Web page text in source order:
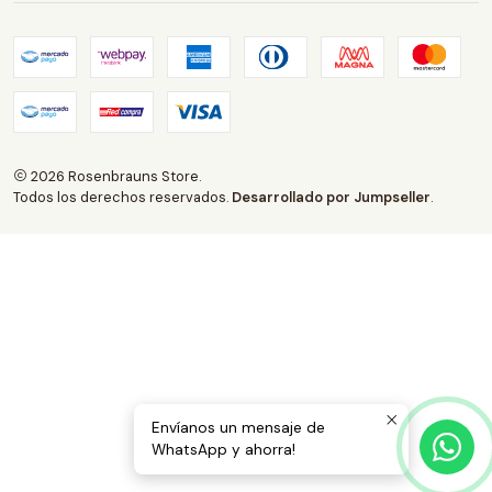
2026 Rosenbrauns Store.
Todos los derechos reservados. Desarrollado por Jumpseller.
Envíanos un mensaje de
WhatsApp y ahorra!